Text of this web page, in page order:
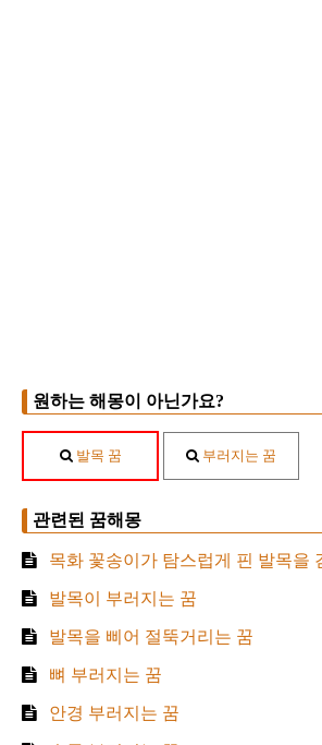
원하는 해몽이 아닌가요?
발목 꿈 부러지는 꿈
관련된 꿈해몽
목화 꽃송이가 탐스럽게 핀 발목을
발목이 부러지는 꿈
발목을 삐어 절뚝거리는 꿈
뼈 부러지는 꿈
안경 부러지는 꿈